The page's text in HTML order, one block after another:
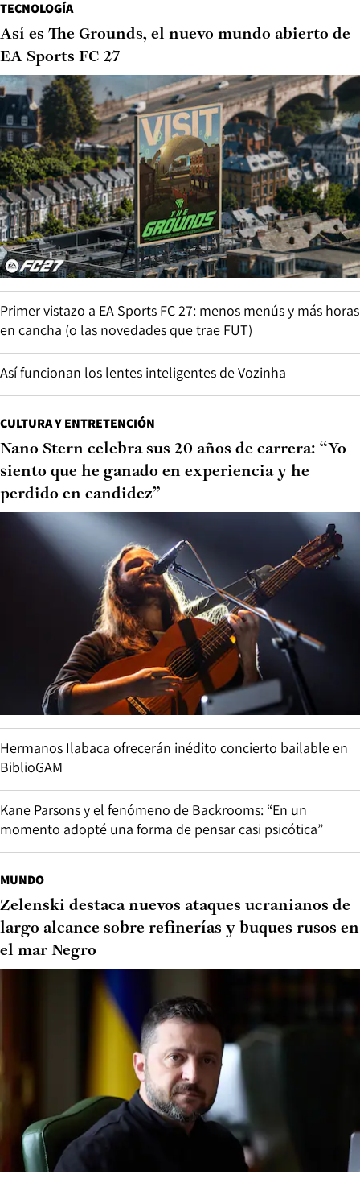
TECNOLOGÍA
Así es The Grounds, el nuevo mundo abierto de
EA Sports FC 27
Primer vistazo a EA Sports FC 27: menos menús y más horas
en cancha (o las novedades que trae FUT)
Así funcionan los lentes inteligentes de Vozinha
CULTURA Y ENTRETENCIÓN
Nano Stern celebra sus 20 años de carrera: “Yo
siento que he ganado en experiencia y he
perdido en candidez”
Hermanos Ilabaca ofrecerán inédito concierto bailable en
BiblioGAM
Kane Parsons y el fenómeno de Backrooms: “En un
momento adopté una forma de pensar casi psicótica”
MUNDO
Zelenski destaca nuevos ataques ucranianos de
largo alcance sobre refinerías y buques rusos en
el mar Negro